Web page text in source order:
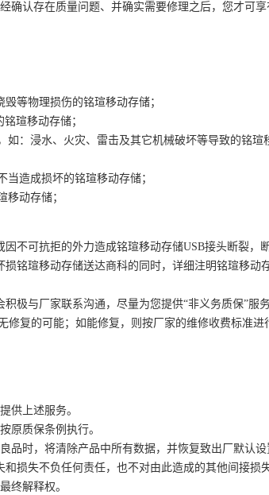
确认存在质量问题、并确实需要修理之后，您才可
等物理损伤的铭瑄移动存储；
瑄移动存储；
：浸水、火灾、雷击及其它机械破坏等导致的铭瑄
造成损坏的铭瑄移动存储；
动存储；
不可抗拒的外力造成铭瑄移动存储USB接头断裂，
铭瑄移动存储送达商科的同时，详细注明铭瑄移动
极与厂家联系沟通，尽量为您提供“非义务质保”服
复的可能；如能修复，则按厂家的维修收费标准进
供上述服务。
原质保条例执行。
品时，将清除产品中所有数据，并恢复致出厂默认
损失不负任何责任，也不对由此造成的其他间接损失
终解释权。